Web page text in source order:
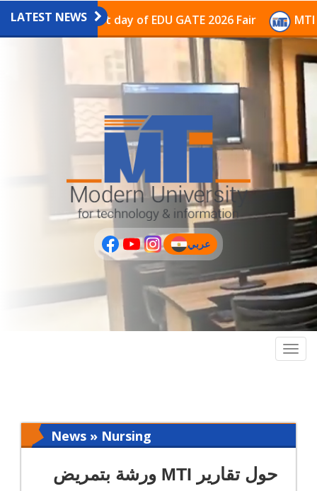
عربى PLUS
LATEST NEWS
on the last day of EDU GATE 2026 Fair MTI
عربي
(current)
News » Nursing
ورشة بتمريض MTI حول تقارير